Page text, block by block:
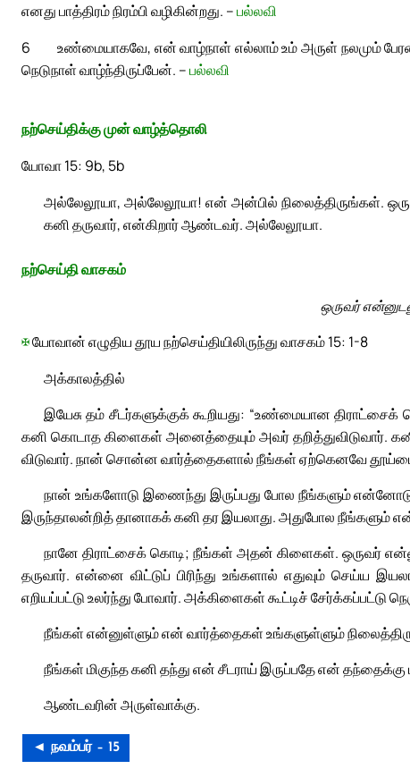
எனது பாத்திரம் நிரம்பி வழிகின்றது. –பல்லவி
6
உண்மையாகவே, என் வாழ்நாள் எல்லாம் உம் அருள் நலமும்
நெடுநாள் வாழ்ந்திருப்பேன். –பல்லவி
நற்செய்திக்கு முன் வாழ்த்தொலி
யோவா 15: 9b, 5b
அல்லேலூயா, அல்லேலூயா! என் அன்பில் நிலைத்திருங்கள்.
கனி தருவார், என்கிறார் ஆண்டவர். அல்லேலூயா.
நற்செய்தி வாசகம்
ஒருவர்
✠யோவான் எழுதிய தூய நற்செய்தியிலிருந்து வாசகம் 15: 1-8
அக்காலத்தில்
இயேசு தம் சீடர்களுக்குக் கூறியது: “உண்மையான
கனி கொடாத கிளைகள் அனைத்தையும் அவர் தறித்துவிடுவார்.
விடுவார். நான் சொன்ன வார்த்தைகளால் நீங்கள் ஏற்கெனவே
நான் உங்களோடு இணைந்து இருப்பது போல நீங்களும்
இருந்தாலன்றித் தானாகக் கனி தர இயலாது. அதுபோல நீங்களும்
நானே திராட்சைக் கொடி; நீங்கள் அதன் கிளைகள். ஒருவர்
தருவார். என்னை விட்டுப் பிரிந்து உங்களால் எதுவும் செய்ய
எறியப்பட்டு உலர்ந்து போவார். அக்கிளைகள் கூட்டிச் சேர்க்கப்பட்டு
நீங்கள் என்னுள்ளும் என் வார்த்தைகள் உங்களுள்ளும்
நீங்கள் மிகுந்த கனி தந்து என் சீடராய் இருப்பதே என் தந்தைக்கு
ஆண்டவரின் அருள்வாக்கு.
◄ நவம்பர் – 15